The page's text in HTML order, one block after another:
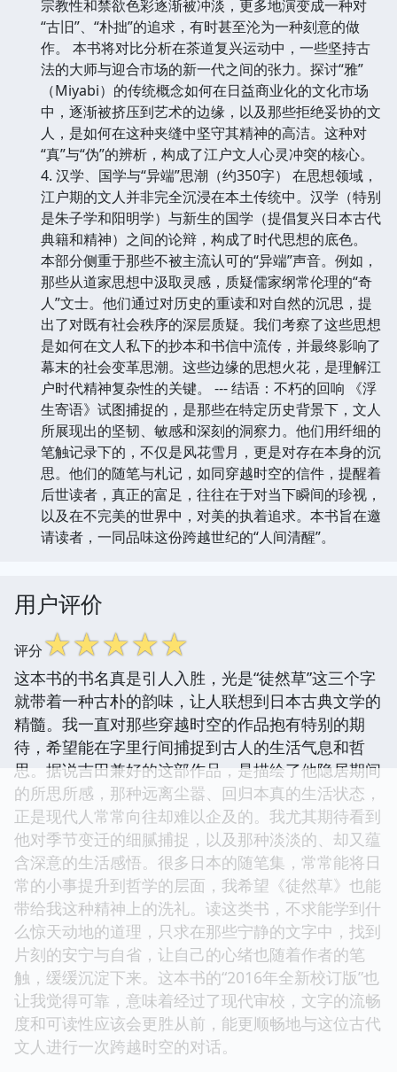
宗教性和禁欲色彩逐渐被冲淡，更多地演变成一种对
“古旧”、“朴拙”的追求，有时甚至沦为一种刻意的做
作。 本书将对比分析在茶道复兴运动中，一些坚持古
法的大师与迎合市场的新一代之间的张力。探讨“雅”
（Miyabi）的传统概念如何在日益商业化的文化市场
中，逐渐被挤压到艺术的边缘，以及那些拒绝妥协的文
人，是如何在这种夹缝中坚守其精神的高洁。这种对
“真”与“伪”的辨析，构成了江户文人心灵冲突的核心。
4. 汉学、国学与“异端”思潮（约350字） 在思想领域，
江户期的文人并非完全沉浸在本土传统中。汉学（特别
是朱子学和阳明学）与新生的国学（提倡复兴日本古代
典籍和精神）之间的论辩，构成了时代思想的底色。
本部分侧重于那些不被主流认可的“异端”声音。例如，
那些从道家思想中汲取灵感，质疑儒家纲常伦理的“奇
人”文士。他们通过对历史的重读和对自然的沉思，提
出了对既有社会秩序的深层质疑。我们考察了这些思想
是如何在文人私下的抄本和书信中流传，并最终影响了
幕末的社会变革思潮。这些边缘的思想火花，是理解江
户时代精神复杂性的关键。 --- 结语：不朽的回响 《浮
生寄语》试图捕捉的，是那些在特定历史背景下，文人
所展现出的坚韧、敏感和深刻的洞察力。他们用纤细的
笔触记录下的，不仅是风花雪月，更是对存在本身的沉
思。他们的随笔与札记，如同穿越时空的信件，提醒着
后世读者，真正的富足，往往在于对当下瞬间的珍视，
以及在不完美的世界中，对美的执着追求。本书旨在邀
请读者，一同品味这份跨越世纪的“人间清醒”。
用户评价
评分☆☆☆☆☆
这本书的书名真是引人入胜，光是“徒然草”这三个字
就带着一种古朴的韵味，让人联想到日本古典文学的
精髓。我一直对那些穿越时空的作品抱有特别的期
待，希望能在字里行间捕捉到古人的生活气息和哲
思。据说吉田兼好的这部作品，是描绘了他隐居期间
的所思所感，那种远离尘嚣、回归本真的生活状态，
正是现代人常常向往却难以企及的。我尤其期待看到
他对季节变迁的细腻捕捉，以及那种淡淡的、却又蕴
含深意的生活感悟。很多日本的随笔集，常常能将日
常的小事提升到哲学的层面，我希望《徒然草》也能
带给我这种精神上的洗礼。读这类书，不求能学到什
么惊天动地的道理，只求在那些宁静的文字中，找到
片刻的安宁与自省，让自己的心绪也随着作者的笔
触，缓缓沉淀下来。这本书的“2016年全新校订版”也
让我觉得可靠，意味着经过了现代审校，文字的流畅
度和可读性应该会更胜从前，能更顺畅地与这位古代
文人进行一次跨越时空的对话。